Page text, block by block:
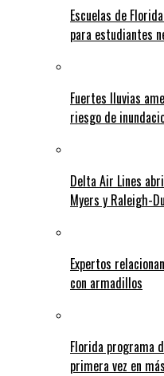
Escuelas de
para estudiantes
Fuertes lluvias
riesgo de
Delta Air Lines
Myers y Raleigh-
Expertos
con armadillos
Florida programa
primera vez en